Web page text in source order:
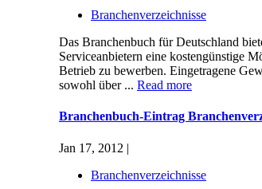
Branchenverzeichnisse
Das Branchenbuch für Deutschland
Serviceanbietern eine kostengünstige
Betrieb zu bewerben. Eingetragene
sowohl über ... Read more
Branchenbuch-Eintrag
Jan 17, 2012 |
Branchenverzeichnisse